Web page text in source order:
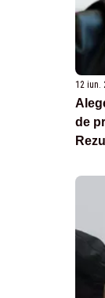
12 iun.
de